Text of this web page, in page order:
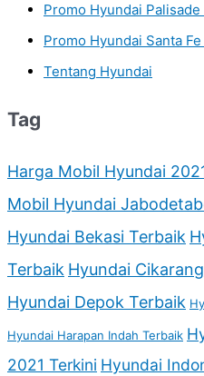
Promo Hyundai Palisade
Promo Hyundai Santa Fe
Tentang Hyundai
Tag
Harga Mobil Hyundai
Mobil Hyundai
Hyundai Bekasi Terbaik
Terbaik Hyundai
Hyundai Depok Terbaik
Hyundai Harapan Indah Terbaik
2021 Terkini Hyundai